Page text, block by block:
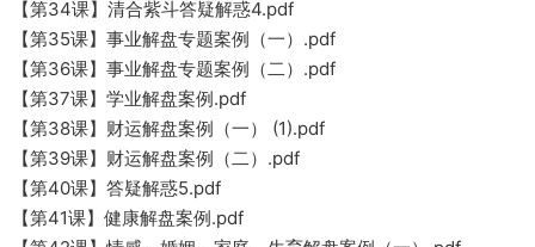
【第34课】清合紫斗答疑解惑4.pdf
【第35课】事业解盘专题案例（一）.pdf
【第36课】事业解盘专题案例（二）.pdf
【第37课】学业解盘案例.pdf
【第38课】财运解盘案例（一） (1).pdf
【第39课】财运解盘案例（二）.pdf
【第40课】答疑解惑5.pdf
【第41课】健康解盘案例.pdf